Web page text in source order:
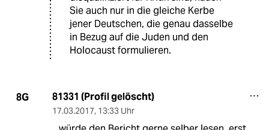
Sie auch nur in die gleiche Kerbe
jener Deutschen, die genau dasselbe
in Bezug auf die Juden und den
Holocaust formulieren.
8G 81331 (Profil gelöscht)
17.03.2017, 13:33 Uhr